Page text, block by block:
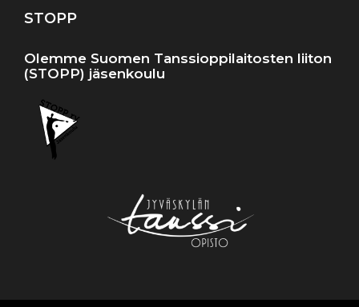
STOPP
Olemme Suomen Tanssioppilaitosten liiton
(STOPP) jäsenkoulu